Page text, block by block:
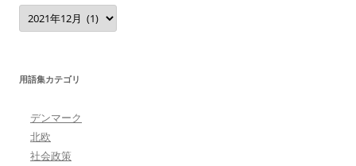
Archive
用語集カテゴリ
デンマーク
北欧
社会政策